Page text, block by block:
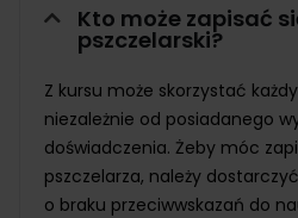
Kto może zapisać
pszczelarski?
Z kursu może skorzystać
niezależnie od posiadanego
doświadczenia. Żeby móc
pszczelarza, należy
o braku przeciwwskazań do